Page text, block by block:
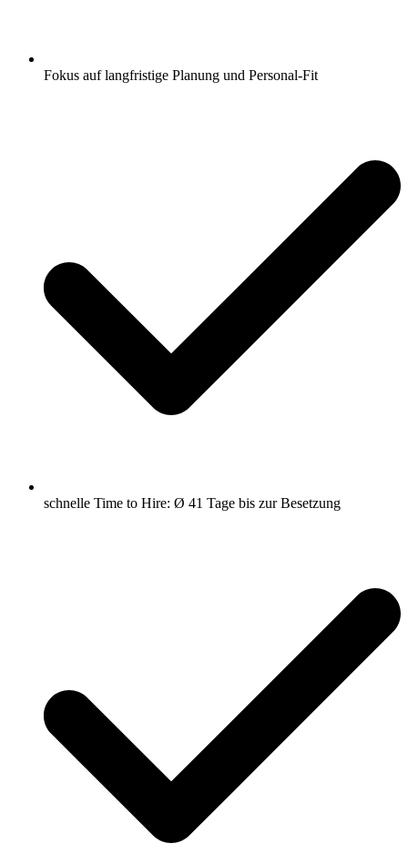
Fokus auf langfristige Planung und Personal-Fit
schnelle Time to Hire: Ø 41 Tage bis zur Besetzung